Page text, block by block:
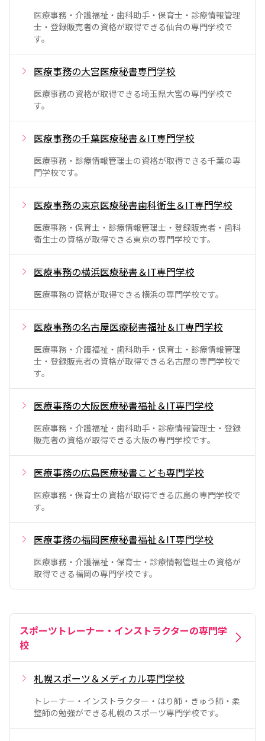
医療事務・介護福祉・歯科助手・保育士・診療情報管理
士・登録販売者の資格が取得できる仙台の専門学校で
す。
医療事務の大宮医療秘書専門学校
医療事務の資格が取得できる埼玉県大宮の専門学校で
す。
医療事務の千葉医療秘書＆IT専門学校
医療事務・診療情報管理士の資格が取得できる千葉の専
門学校です。
医療事務の東京医療秘書歯科衛生＆IT専門学校
医療事務・保育士・診療情報管理士・登録販売者・歯科
衛生士の資格が取得できる東京の専門学校です。
医療事務の横浜医療秘書＆IT専門学校
医療事務の資格が取得できる横浜の専門学校です。
医療事務の名古屋医療秘書福祉＆IT専門学校
医療事務・介護福祉・歯科助手・保育士・診療情報管理
士・登録販売者の資格が取得できる名古屋の専門学校で
す。
医療事務の大阪医療秘書福祉＆IT専門学校
医療事務・介護福祉・歯科助手・診療情報管理士・登録
販売者の資格が取得できる大阪の専門学校です。
医療事務の広島医療秘書こども専門学校
医療事務・保育士の資格が取得できる広島の専門学校で
す。
医療事務の福岡医療秘書福祉＆IT専門学校
医療事務・介護福祉・保育士・診療情報管理士の資格が
取得できる福岡の専門学校です。
スポーツトレーナー・インストラクターの専門学
校
札幌スポーツ＆メディカル専門学校
トレーナー・インストラクター・はり師・きゅう師・柔
整師の勉強ができる札幌のスポーツ専門学校です。